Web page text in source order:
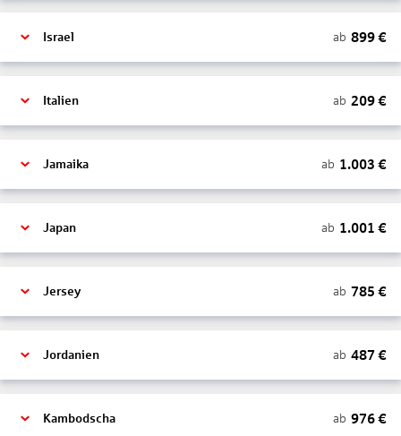
Israel ab 899€
Italien ab 209€
Jamaika ab 1.003 €
Japan ab 1.001 €
Jersey ab 785 €
Jordanien ab 487 €
Kambodscha ab 976€